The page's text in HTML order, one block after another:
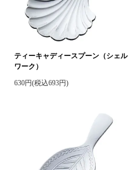
ティーキャディースプーン（シェル
ワーク）
630円(税込693円)